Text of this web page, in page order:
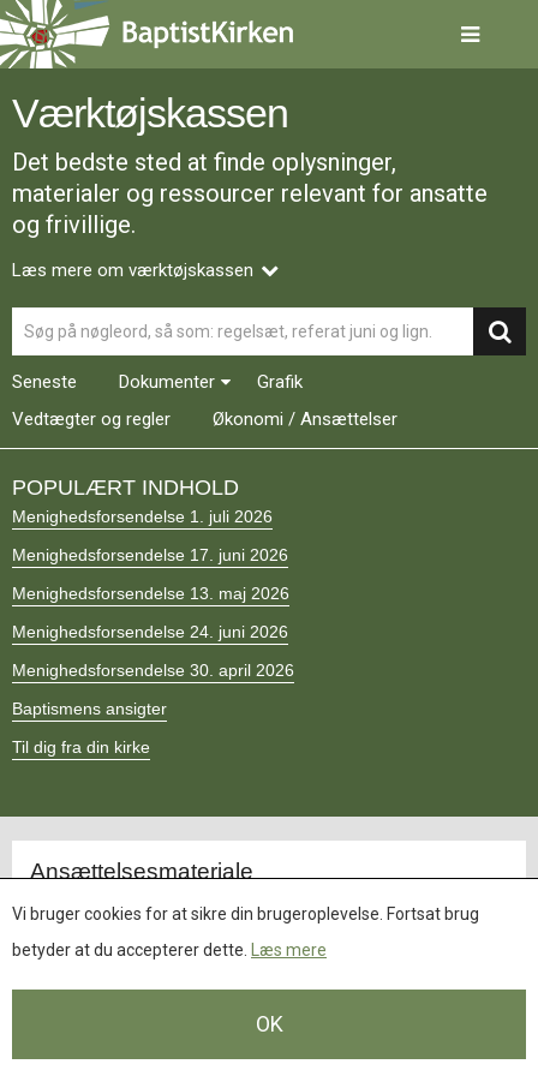
Spring
menu
over
gå
indhold Vend
tilbage
forsiden
1.0:
Forside
3.0:
Kalender
4.0:
Inspiration
5.0:
6.0:
Mission
7.0:
Om
9.0:
Forside
10.0:
Nyheder
11.0:
Kalender
13.0:
Værktøjskassen
14.0:
Mission
15.0:
BaptistKirken
16.0:
Kontakt
Værktøjskassen
Det bedste sted at finde oplysninger,
materialer og ressourcer relevant for ansatte
og frivillige.
Læs mere om værktøjskassen
Seneste Dokumenter
Grafik
Vedtægter og regler
Økonomi / Ansættelser
POPULÆRT INDHOLD
Menighedsforsendelse 1. juli 2026
Menighedsforsendelse 17. juni 2026
Menighedsforsendelse 13. maj 2026
Menighedsforsendelse 24. juni 2026
Menighedsforsendelse 30. april 2026
Baptismens ansigter
Til dig fra din kirke
Ansættelsesmateriale
Ansættelsesmaterialet
Vi bruger cookies for at sikre din brugeroplevelse. Fortsat brug
betyder at du accepterer dette.
Læs mere
OK